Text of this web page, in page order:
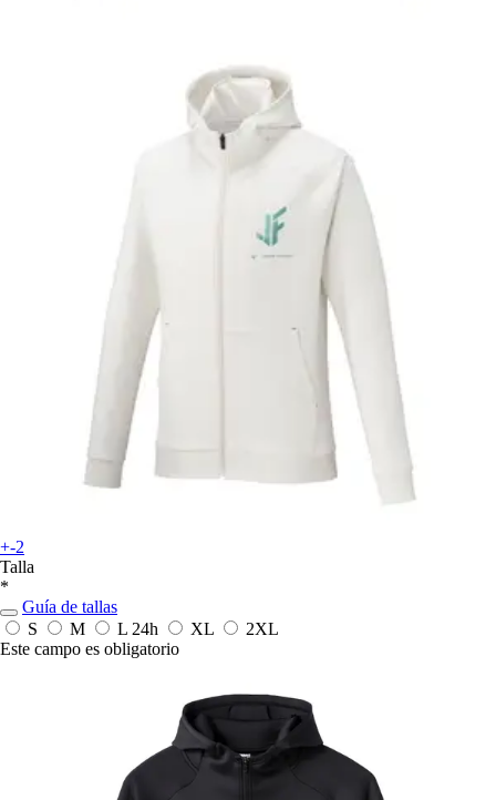
+-2
Talla
*
Guía de tallas
S
M L 24h XL
2XL
Este campo es obligatorio